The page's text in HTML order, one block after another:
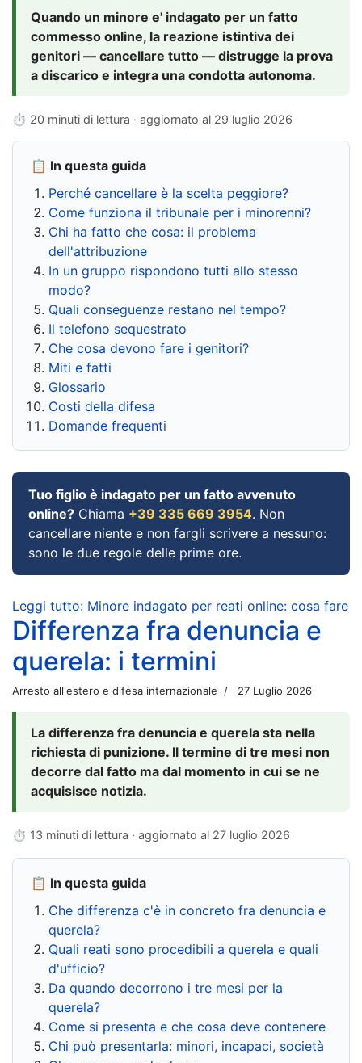
Quando un minore e' indagato per un fatto
commesso online, la reazione istintiva dei
genitori — cancellare tutto — distrugge la prova
a discarico e integra una condotta autonoma.
⏱ 20 minuti di lettura · aggiornato al 29 luglio 2026
📋 In questa guida
Perché cancellare è la scelta peggiore?
Come funziona il tribunale per i minorenni?
Chi ha fatto che cosa: il problema
dell'attribuzione
In un gruppo rispondono tutti allo stesso
modo?
Quali conseguenze restano nel tempo?
Il telefono sequestrato
Che cosa devono fare i genitori?
Miti e fatti
Glossario
Costi della difesa
Domande frequenti
Tuo figlio è indagato per un fatto avvenuto
online? Chiama +39 335 669 3954. Non
cancellare niente e non fargli scrivere a nessuno:
sono le due regole delle prime ore.
Leggi tutto: Minore indagato per reati online: cosa fare
Differenza fra denuncia e
querela: i termini
Arresto all'estero e difesa internazionale 27 Luglio 2026
La differenza fra denuncia e querela sta nella
richiesta di punizione. Il termine di tre mesi non
decorre dal fatto ma dal momento in cui se ne
acquisisce notizia.
⏱ 13 minuti di lettura · aggiornato al 27 luglio 2026
📋 In questa guida
Che differenza c'è in concreto fra denuncia e
querela?
Quali reati sono procedibili a querela e quali
d'ufficio?
Da quando decorrono i tre mesi per la
querela?
Come si presenta e che cosa deve contenere
Chi può presentarla: minori, incapaci, società